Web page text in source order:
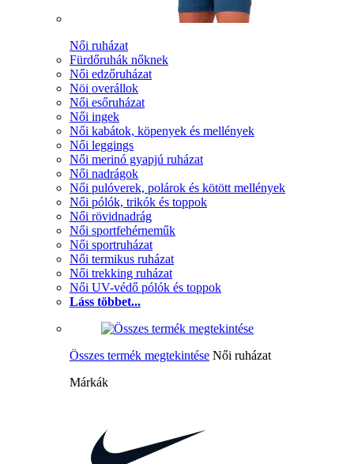
Női ruházat
Fürdőruhák nőknek
Női edzőruházat
Nöi overállok
Női esőruházat
Női ingek
Női kabátok, köpenyek és mellények
Női leggings
Női merinó gyapjú ruházat
Női nadrágok
Női pulóverek, polárok és kötött mellények
Női pólók, trikók és toppok
Női rövidnadrág
Női sportfehérneműk
Női sportruházat
Női termikus ruházat
Női trekking ruházat
Női UV-védő pólók és toppok
Láss többet...
Összes termék megtekintése Női ruházat
Márkák